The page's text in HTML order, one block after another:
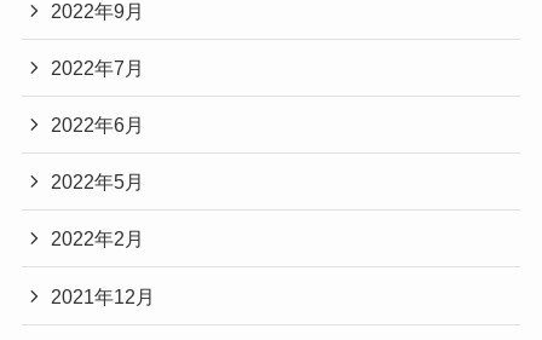
2022年9月
2022年7月
2022年6月
2022年5月
2022年2月
2021年12月